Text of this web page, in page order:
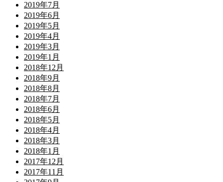
2019年7月
2019年6月
2019年5月
2019年4月
2019年3月
2019年1月
2018年12月
2018年9月
2018年8月
2018年7月
2018年6月
2018年5月
2018年4月
2018年3月
2018年1月
2017年12月
2017年11月